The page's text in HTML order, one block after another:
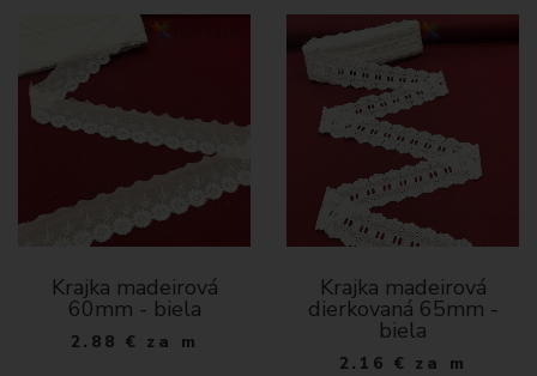
Krajka madeirová
60mm - biela
2.88 € za m
Krajka madeirová
dierkovaná 65mm -
biela
2.16 € za m